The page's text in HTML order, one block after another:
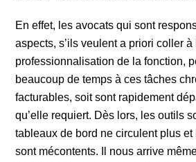
En effet, les avocats qui sont
aspects, s’ils veulent a priori coller à
professionnalisation de la fonction,
beaucoup de temps à ces tâches
facturables, soit sont rapidement
qu’elle requiert. Dès lors, les outils
tableaux de bord ne circulent plus
sont mécontents. Il nous arrive